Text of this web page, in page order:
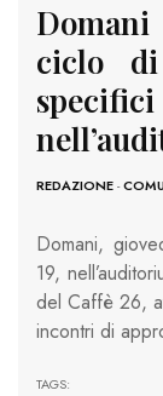
ciclo
REDAZIONE-
Domani,
19,
del Caffè 26,
incontri di
TAGS: